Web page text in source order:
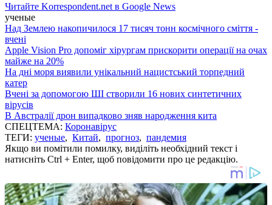
Читайте Korrespondent.net в Google News
ученые
Над Землею накопичилося 17 тисяч тонн космічного сміття -
вчені
Apple Vision Pro допоміг хірургам прискорити операції на очах
майже на 20%
На дні моря виявили унікальний нацистський торпедний
катер
Вчені за допомогою ШІ створили 16 нових синтетичних
вірусів
В Австралії дрон випадково зняв народження кита
СПЕЦТЕМА: Коронавірус
ТЕГИ: ученые, Китай, прогноз, пандемия
Якщо ви помітили помилку, виділіть необхідний текст і
натисніть Ctrl + Enter, щоб повідомити про це редакцію.